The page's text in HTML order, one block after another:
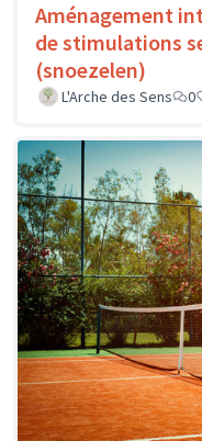
Aménagement
de stimulations
(snoezelen)
L'Arche des Sens 0